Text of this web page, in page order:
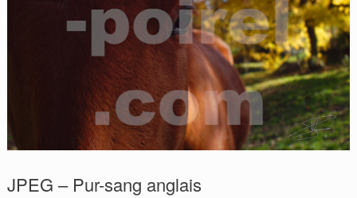
JPEG – Pur-sang anglais